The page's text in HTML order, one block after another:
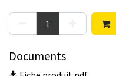
Documents